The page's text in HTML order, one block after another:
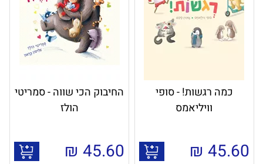
כמה רגשות! - סופי
וויליאמס
45.60
₪
החיבוק הכי שווה - סמריטי
הולז
45.60
₪